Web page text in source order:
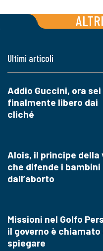
Ultimi articoli
Addio Guccini, ora sei
finalmente libero dai
cliché
Alois, il principe della
che difende i bambini
dall’aborto
Missioni nel Golfo
il governo è chiamato
spiegare